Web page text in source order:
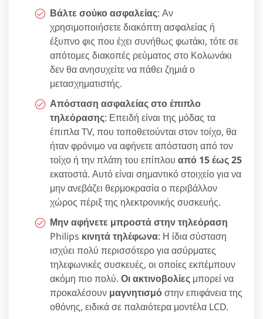
Βάλτε σούκο ασφαλείας: Αν
χρησιμοποιήσετε διακόπτη ασφαλείας ή
έξυπνο φις που έχει συνήθως φωτάκι, τότε σε
απότομες διακοπές ρεύματος στο Κολωνάκι
δεν θα ανησυχείτε να πάθει ζημιά ο
μετασχηματιστής.
Απόσταση ασφαλείας στο έπιπλο
τηλεόρασης: Επειδή είναι της μόδας τα
έπιπλα TV, που τοποθετούνται στον τοίχο, θα
ήταν φρόνιμο να αφήνετε απόσταση από τον
τοίχο ή την πλάτη του επίπλου από 15 έως 25
εκατοστά. Αυτό είναι σημαντικό στοιχείο για να
μην ανεβάζει θερμοκρασία ο περιβάλλον
χώρος πέριξ της ηλεκτρονικής συσκευής.
Μην αφήνετε μπροστά στην τηλεόραση
Philips κινητά τηλέφωνα: Η ίδια σύσταση
ισχύει πολύ περισσότερο για ασύρματες
τηλεφωνικές συσκευές, οι οποίες εκπέμπουν
ακόμη πιο πολύ. Οι ακτινοβολίες μπορεί να
προκαλέσουν μαγνητισμόστην επιφάνεια της
οθόνης, ειδικά σε παλαιότερα μοντέλα LCD.